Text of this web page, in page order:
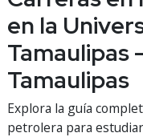
en la
Tamaulipas
Tamaulipas
Explora la guía
petrolera para